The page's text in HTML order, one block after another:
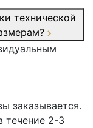
технической
заказывается.
течение 2-3